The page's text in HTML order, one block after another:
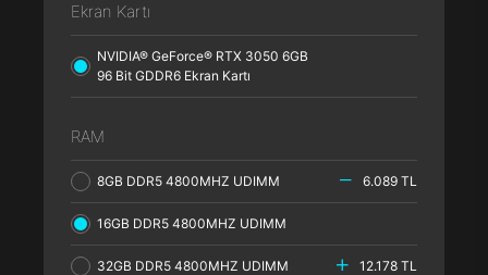
Ekran Kartı
NVIDIA® GeForce® RTX 3050 6GB
96 Bit GDDR6 Ekran Kartı
RAM
8GB DDR5 4800MHZ UDIMM 6.089 TL
16GB DDR5 4800MHZ UDIMM
32GB DDR5 4800MHZ UDIMM 12.178 TL